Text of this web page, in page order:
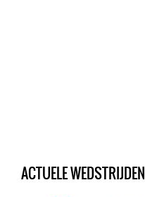
ACTUELE WEDSTRIJDEN